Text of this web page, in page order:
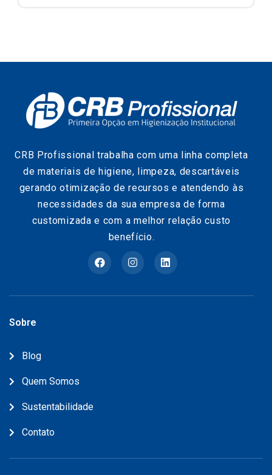
CRB Profissional trabalha com uma linha completa
de materiais de higiene, limpeza, descartáveis
gerando otimização de recursos e atendendo às
necessidades da sua empresa de forma
customizada e com a melhor relação custo
benefício.
Sobre
Blog
Quem Somos
Sustentabilidade
Contato